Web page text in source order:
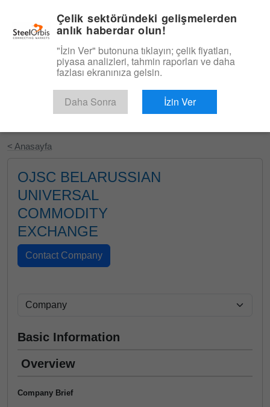
Ücretsiz Deneyin
< Anasayfa
OJSC BELARUSSIAN
UNIVERSAL
COMMODITY
EXCHANGE
Basic Information
Overview
Company Brief
Çelik sektöründeki gelişmelerden
anlık haberdar olun!
"İzin Ver" butonuna tıklayın; çelik fiyatları,
piyasa analizleri, tahmin raporları ve daha
fazlası ekranınıza gelsin.
Daha Sonra İzin Ver